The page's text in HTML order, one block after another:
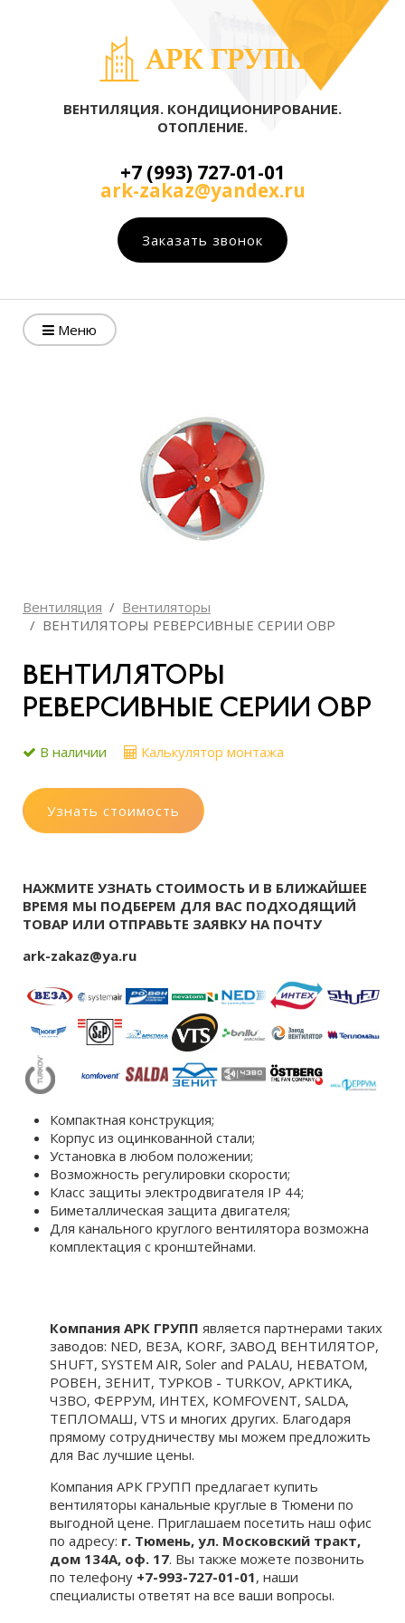
ВЕНТИЛЯЦИЯ. КОНДИЦИОНИРОВАНИЕ.
ОТОПЛЕНИЕ.
+7 (993) 727-01-01
ark-zakaz@yandex.ru
Заказать звонок
Меню
Вентиляция
Вентиляторы
ВЕНТИЛЯТОРЫ РЕВЕРСИВНЫЕ СЕРИИ ОВР
ВЕНТИЛЯТОРЫ
РЕВЕРСИВНЫЕ СЕРИИ ОВР
В наличии Калькулятор монтажа
Узнать стоимость
НАЖМИТЕ УЗНАТЬ СТОИМОСТЬ И В БЛИЖАЙШЕЕ
ВРЕМЯ МЫ ПОДБЕРЕМ ДЛЯ ВАС ПОДХОДЯЩИЙ
ТОВАР ИЛИ ОТПРАВЬТЕ ЗАЯВКУ НА ПОЧТУ
ark-zakaz@ya.ru
Компактная конструкция;
Корпус из оцинкованной стали;
Установка в любом положении;
Возможность регулировки скорости;
Класс защиты электродвигателя IP 44;
Биметаллическая защита двигателя;
Для канального круглого вентилятора возможна
комплектация c кронштейнами.
Компания АРК ГРУПП является партнерами таких
заводов: NED, ВЕЗА, KORF, ЗАВОД ВЕНТИЛЯТОР,
SHUFT, SYSTEM AIR, Soler and PALAU, НЕВАТОМ,
РОВЕН, ЗЕНИТ, ТУРКОВ - TURKOV, АРКТИКА,
ЧЗВО, ФЕРРУМ, ИНТЕХ, KOMFOVENT, SALDA,
ТЕПЛОМАШ, VTS и многих других. Благодаря
прямому сотрудничеству мы можем предложить
для Вас лучшие цены.
Компания АРК ГРУПП предлагает купить
вентиляторы канальные круглые в Тюмени по
выгодной цене. Приглашаем посетить наш офис
по адресу: г. Тюмень, ул. Московский тракт,
дом 134А, оф. 17. Вы также можете позвонить
по телефону +7-993-727-01-01, наши
специалисты ответят на все ваши вопросы.